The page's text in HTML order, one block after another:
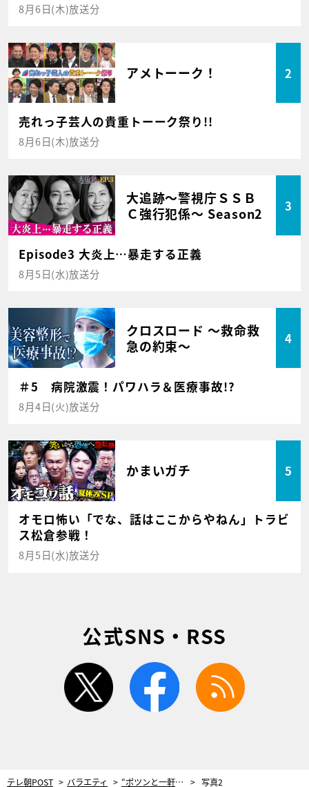
8月6日(木)放送分
アメトーーク！ 2
売れっ子芸人の貴重トーーク祭り!!
8月6日(木)放送分
大追跡～警視庁ＳＳＢ
Ｃ強行犯係～ Season2
3
Episode3 大炎上…暴走する正義
8月5日(水)放送分
クロスロード ～救命救
急の約束～
4
＃5 病院激震！パワハラ＆医療事故!?
8月4日(火)放送分
かまいガチ 5
オモロ怖い「でな、話はここからやねん」トラビ
ス松倉参戦！
8月5日(水)放送分
公式SNS・RSS
twitter facebook
テレ朝POST バラエティ “ポツンと一軒家”を自力で建てた78歳男性。地元住人も「たまげるようなお宅ですよ！」 写真2